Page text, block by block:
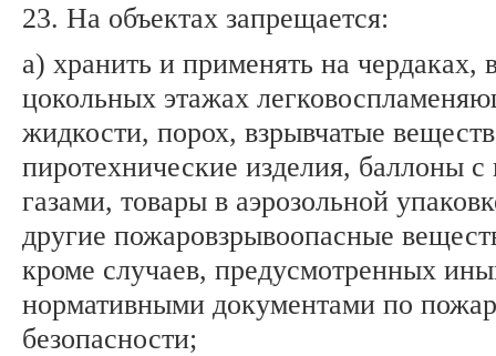
23. На объектах запрещается:
а) хранить и применять на чердаках,
цокольных этажах
жидкости, порох, взрывчатые
пиротехнические изделия, баллоны
газами, товары в аэрозольной
другие пожаровзрывоопасные
кроме случаев, предусмотренных
нормативными документами по
безопасности;